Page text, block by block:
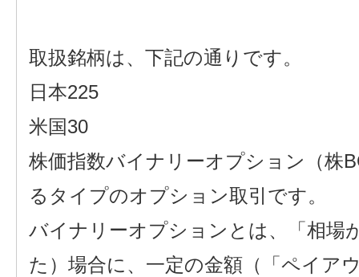
取扱銘柄は、下記の通りです。
日本225
米国30
株価指数バイナリーオプション（株
るタイプのオプション取引です。
バイナリーオプションとは、「相場
た）場合に、一定の金額（「ペイア